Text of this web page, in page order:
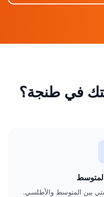
في طنجة؟
بين المتوسط والأطلسي.